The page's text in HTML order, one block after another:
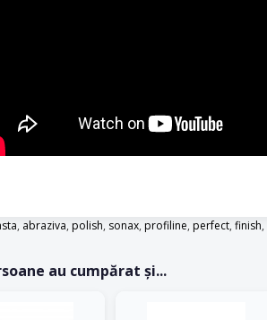
, abraziva, polish, sonax, profiline, perfect, finish,
au cumpărat și...